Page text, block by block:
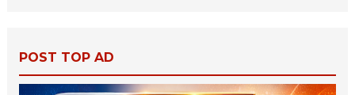
POST TOP AD